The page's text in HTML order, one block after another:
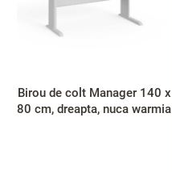
Birou de colt Manager 140 x
80 cm, dreapta, nuca warmia